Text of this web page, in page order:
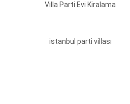
Villa Parti Evi Kiralama
istanbul parti villası